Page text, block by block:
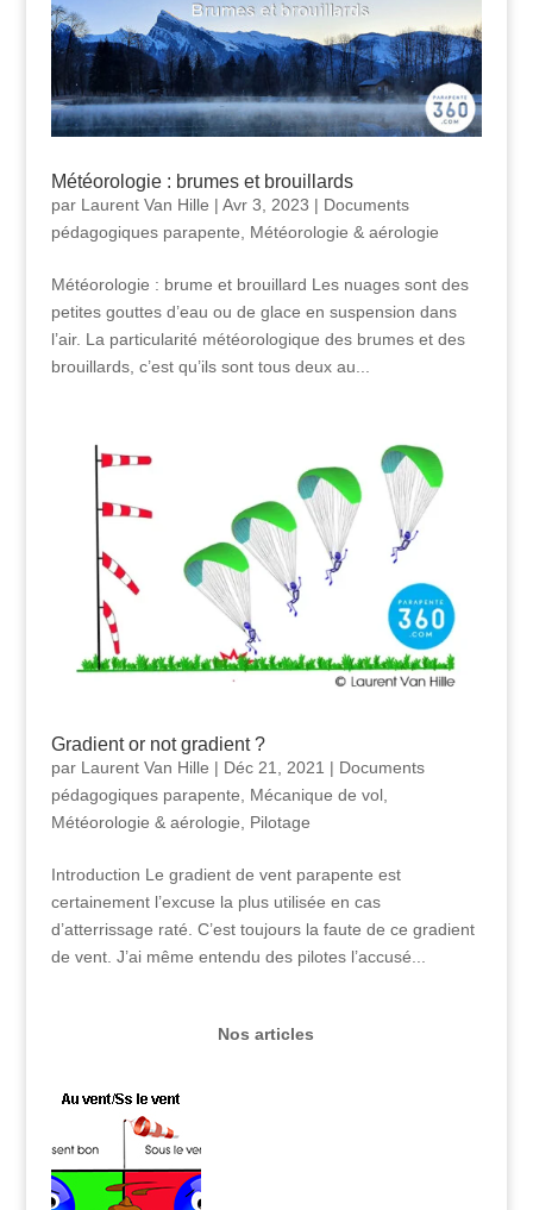
Météorologie : brumes et brouillards
par Laurent Van Hille | Avr 3, 2023 | Documents
pédagogiques parapente
Météorologie & aérologie
Météorologie : brume et brouillard Les nuages sont des
petites gouttes d’eau ou de glace en suspension dans
l’air. La particularité météorologique des brumes et des
brouillards, c’est qu’ils sont tous deux au...
Gradient or not gradient ?
par Laurent Van Hille | Déc 21, 2021 | Documents
pédagogiques parapente, Mécanique de vol,
Météorologie & aérologie, Pilotage
Introduction Le gradient de vent parapente est
certainement l’excuse la plus utilisée en cas
d’atterrissage raté. C’est toujours la faute de ce gradient
de vent. J’ai même entendu des pilotes l’accusé...
Nos articles